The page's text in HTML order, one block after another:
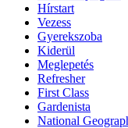
Hírstart
Vezess
Gyerekszoba
Kiderül
Meglepetés
Refresher
First Class
Gardenista
National